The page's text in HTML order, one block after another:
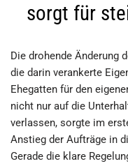
sorgt für
Die drohende Änderung
die darin verankerte
Ehegatten für den
nicht nur auf die
verlassen, sorgte im
Anstieg der Aufträge in
Gerade die klare